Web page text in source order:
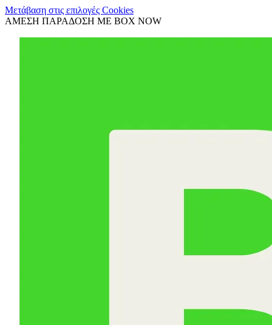
Μετάβαση στις επιλογές Cookies
ΑΜΕΣΗ ΠΑΡΑΔΟΣΗ ΜΕ BOX NOW